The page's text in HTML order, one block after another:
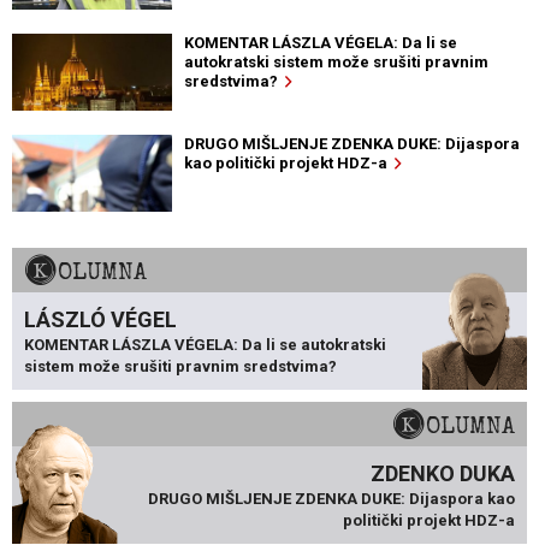
KOMENTAR LÁSZLA VÉGELA: Da li se
autokratski sistem može srušiti pravnim
sredstvima?
DRUGO MIŠLJENJE ZDENKA DUKE: Dijaspora
kao politički projekt HDZ-a
KOLUMNA
LÁSZLÓ VÉGEL
KOMENTAR LÁSZLA VÉGELA: Da li se autokratski
sistem može srušiti pravnim sredstvima?
KOLUMNA
ZDENKO DUKA
DRUGO MIŠLJENJE ZDENKA DUKE: Dijaspora kao
politički projekt HDZ-a